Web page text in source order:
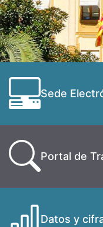
Sede
Portal de
Datos y